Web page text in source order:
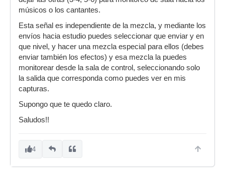
músicos o los cantantes.
Esta señal es independiente de la mezcla, y mediante los
envíos hacia estudio puedes seleccionar que enviar y en
que nivel, y hacer una mezcla especial para ellos (debes
enviar también los efectos) y esa mezcla la puedes
monitorear desde la sala de control, seleccionando solo
la salida que corresponda como puedes ver en mis
capturas.
Supongo que te quedo claro.
Saludos!!
4